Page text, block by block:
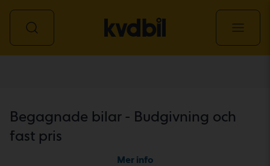
Begagnade bilar - Budgivning och
fast pris
Mer info